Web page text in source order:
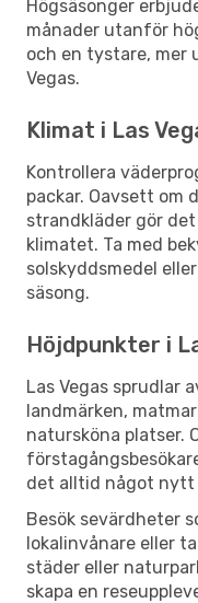
Högsäsonger
månader utanför
och en tystare, mer
Vegas.
Klimat i Las
Kontrollera
packar. Oavsett om
strandkläder gör
klimatet. Ta med
solskyddsmedel
säsong.
Höjdpunkter i
Las Vegas sprudlar
landmärken,
natursköna platser.
det alltid något nytt
Besök sevärdheter
lokalinvånare eller
städer eller
skapa en